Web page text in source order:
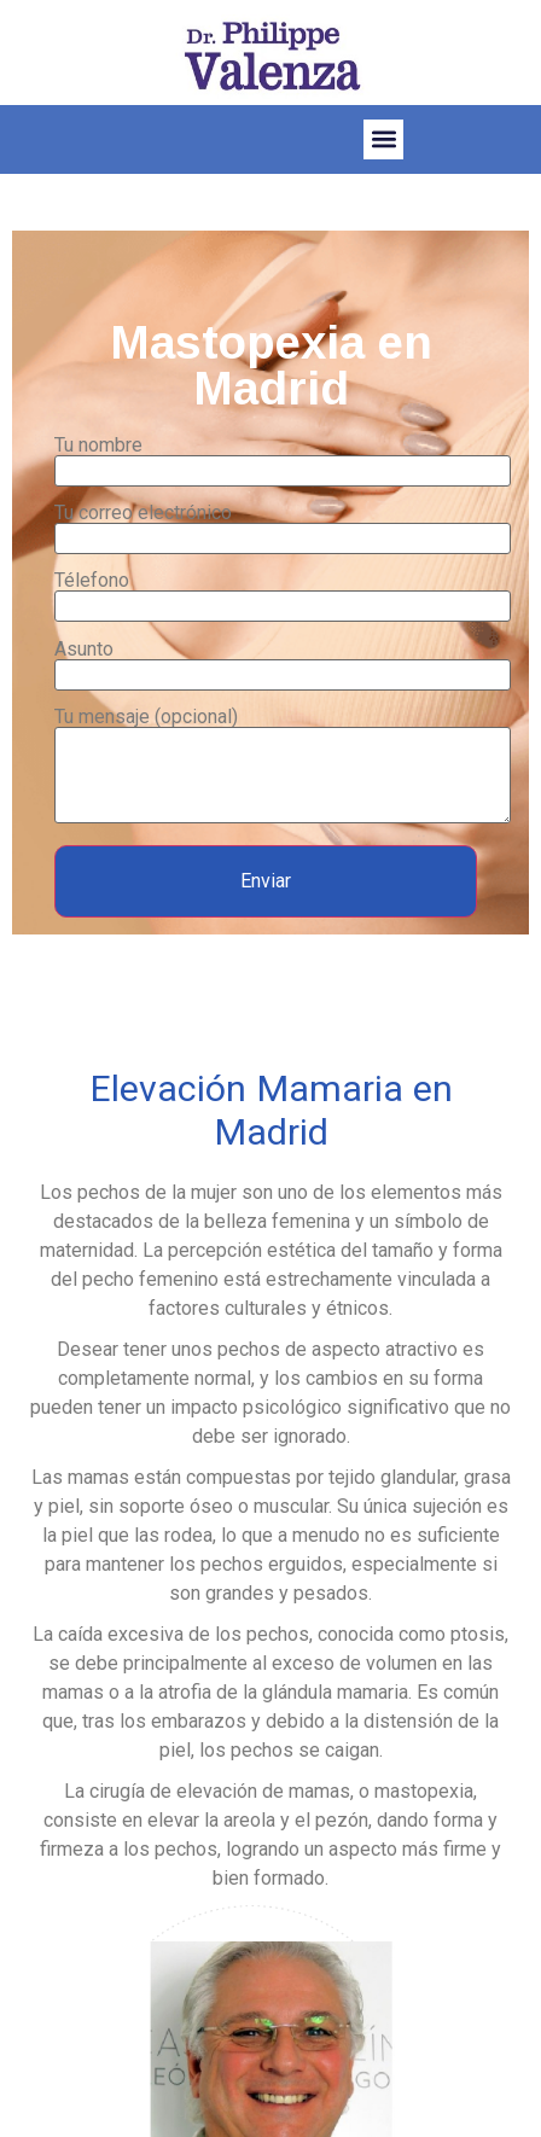
Mastopexia en
Madrid
Tu nombre
Tu correo electrónico
Télefono
Asunto
Tu mensaje (opcional)
Elevación Mamaria en
Madrid
Los pechos de la mujer son uno de los elementos más
destacados de la belleza femenina y un símbolo de
maternidad. La percepción estética del tamaño y forma
del pecho femenino está estrechamente vinculada a
factores culturales y étnicos.
Desear tener unos pechos de aspecto atractivo es
completamente normal, y los cambios en su forma
pueden tener un impacto psicológico significativo que no
debe ser ignorado.
Las mamas están compuestas por tejido glandular, grasa
y piel, sin soporte óseo o muscular. Su única sujeción es
la piel que las rodea, lo que a menudo no es suficiente
para mantener los pechos erguidos, especialmente si
son grandes y pesados.
La caída excesiva de los pechos, conocida como ptosis,
se debe principalmente al exceso de volumen en las
mamas o a la atrofia de la glándula mamaria. Es común
que, tras los embarazos y debido a la distensión de la
piel, los pechos se caigan.
La cirugía de elevación de mamas, o mastopexia,
consiste en elevar la areola y el pezón, dando forma y
firmeza a los pechos, logrando un aspecto más firme y
bien formado.